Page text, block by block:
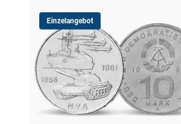
Einzelangebot